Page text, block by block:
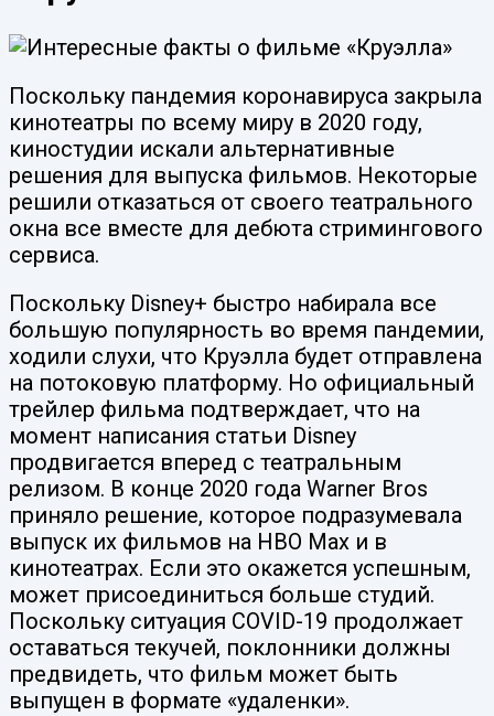
Поскольку пандемия коронавируса закрыла
кинотеатры по всему миру в 2020 году,
киностудии искали альтернативные
решения для выпуска фильмов. Некоторые
решили отказаться от своего театрального
окна все вместе для дебюта стримингового
сервиса.
Поскольку Disney+ быстро набирала все
большую популярность во время пандемии,
ходили слухи, что Круэлла будет отправлена
на потоковую платформу. Но официальный
трейлер фильма подтверждает, что на
момент написания статьи Disney
продвигается вперед с театральным
релизом. В конце 2020 года Warner Bros
приняло решение, которое подразумевала
выпуск их фильмов на HBO Max и в
кинотеатрах. Если это окажется успешным,
может присоединиться больше студий.
Поскольку ситуация COVID-19 продолжает
оставаться текучей, поклонники должны
предвидеть, что фильм может быть
выпущен в формате «удаленки».